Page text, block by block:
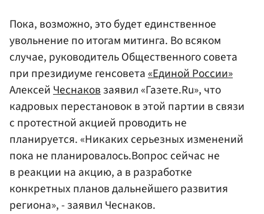
Пока, возможно, это будет единственное
увольнение по итогам митинга. Во всяком
случае, руководитель Общественного совета
при президиуме генсовета«Единой России»
АлексейЧеснаковзаявил «Газете.Ru», что
кадровых перестановок в этой партии в связи
с протестной акцией проводить не
планируется. «Никаких серьезных изменений
пока не планировалось.Вопрос сейчас не
в реакции на акцию, а в разработке
конкретных планов дальнейшего развития
региона», - заявил Чеснаков.